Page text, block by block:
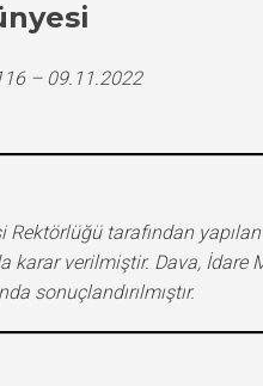
– 09.11.2022
Rektörlüğü tarafından
karar verilmiştir. Dava,
sonuçlandırılmıştır.